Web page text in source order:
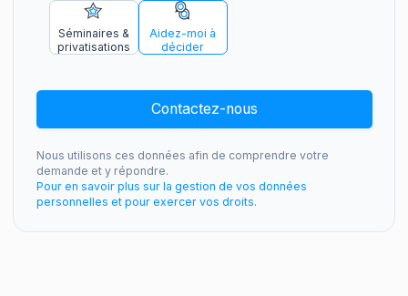
Séminaires &
privatisations
Aidez-moi à
décider
Contactez-nous
Nous utilisons ces données afin de comprendre votre
demande et y répondre.
Pour en savoir plus sur la gestion de vos données
personnelles et pour exercer vos droits.